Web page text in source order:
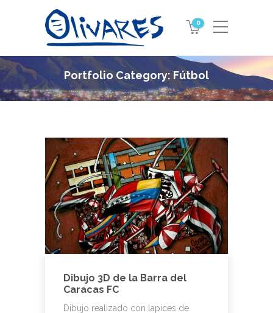
0
Portfolio Category: Fútbol
Dibujo 3D de la Barra del
Caracas FC
Dibujo realizado con lapices de